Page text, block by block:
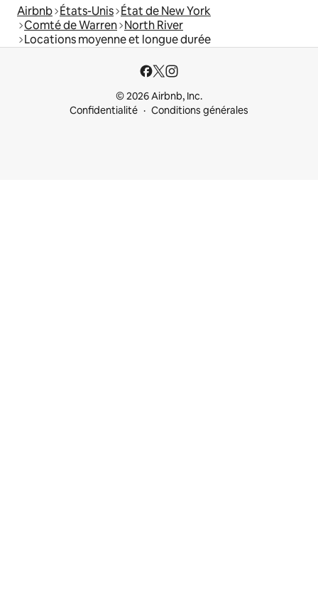
Airbnb États-Unis État de New York
Comté de Warren North River
Locations moyenne et longue durée
© 2026 Airbnb, Inc.
Confidentialité
Conditions générales